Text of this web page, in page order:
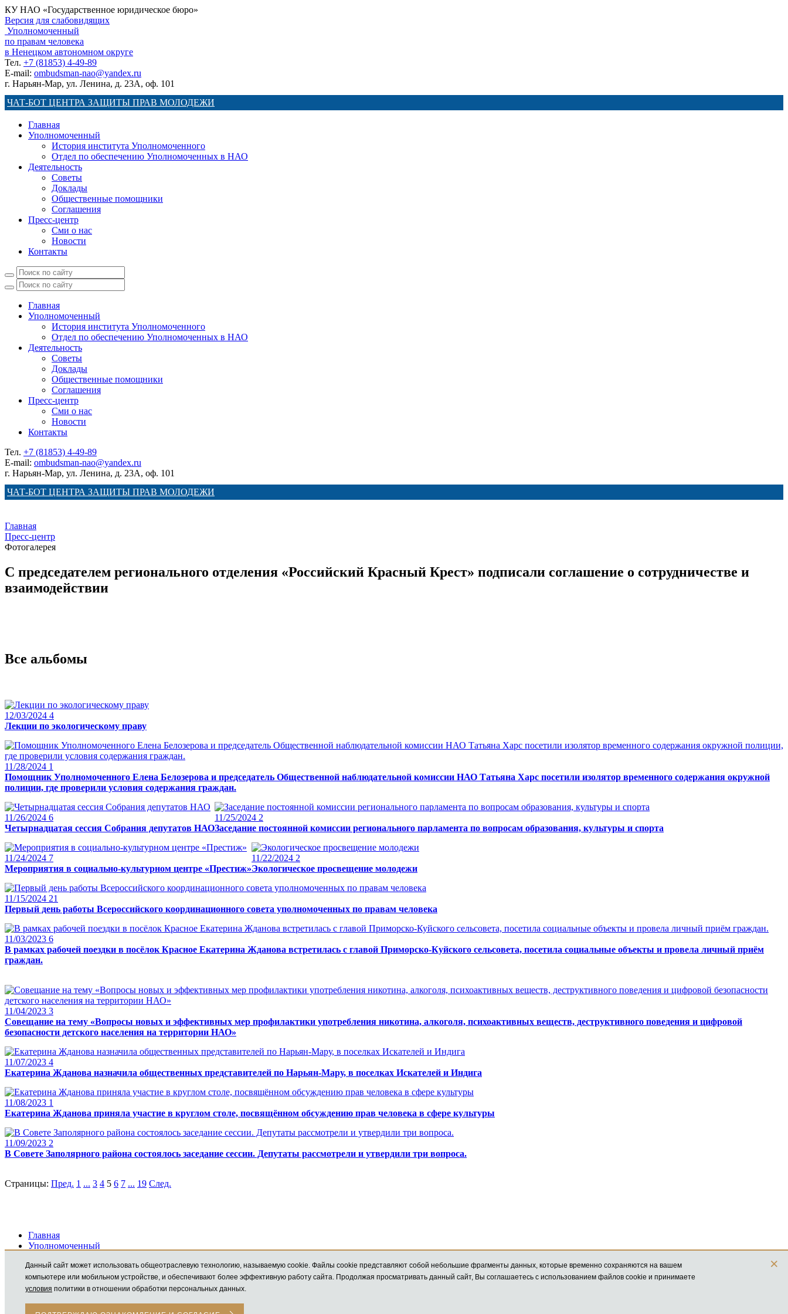
КУ НАО «Государственное юридическое бюро»
Версия для слабовидящих
Уполномоченный
по правам человека
в Ненецком автономном округе
Тел. +7 (81853) 4-49-89
E-mail: ombudsman-nao@yandex.ru
г. Нарьян-Мар, ул. Ленина, д. 23А, оф. 101
ЧАТ-БОТ ЦЕНТРА ЗАЩИТЫ ПРАВ МОЛОДЕЖИ
Главная
Уполномоченный
История института Уполномоченного
Отдел по обеспечению Уполномоченных в НАО
Деятельность
Советы
Доклады
Общественные помощники
Соглашения
Пресс-центр
Сми о нас
Новости
Контакты
Главная
Уполномоченный
История института Уполномоченного
Отдел по обеспечению Уполномоченных в НАО
Деятельность
Советы
Доклады
Общественные помощники
Соглашения
Пресс-центр
Сми о нас
Новости
Контакты
Тел. +7 (81853) 4-49-89
E-mail: ombudsman-nao@yandex.ru
г. Нарьян-Мар, ул. Ленина, д. 23А, оф. 101
ЧАТ-БОТ ЦЕНТРА ЗАЩИТЫ ПРАВ МОЛОДЕЖИ
Главная
Пресс-центр
Фотогалерея
С председателем регионального отделения «Российский Красный Крест» подписали соглашение о сотрудничестве и
взаимодействии
Все альбомы
12/03/2024 4
Лекции по экологическому праву
11/28/2024 1
Помощник Уполномоченного Елена Белозерова и председатель Общественной наблюдательной комиссии НАО Татьяна Харс посетили изолятор временного содержания окружной
полиции, где проверили условия содержания граждан.
11/26/2024 6
Четырнадцатая сессия Собрания депутатов НАО
11/25/2024 2
Заседание постоянной комиссии регионального парламента по вопросам образования, культуры и спорта
11/24/2024 7
Мероприятия в социально-культурном центре «Престиж»
11/22/2024 2
Экологическое просвещение молодежи
11/15/2024 21
Первый день работы Всероссийского координационного совета уполномоченных по правам человека
11/03/2023 6
В рамках рабочей поездки в посёлок Красное Екатерина Жданова встретилась с главой Приморско-Куйского сельсовета, посетила социальные объекты и провела личный приём
граждан.
11/04/2023 3
Совещание на тему «Вопросы новых и эффективных мер профилактики употребления никотина, алкоголя, психоактивных веществ, деструктивного поведения и цифровой
безопасности детского населения на территории НАО»
11/07/2023 4
Екатерина Жданова назначила общественных представителей по Нарьян-Мару, в поселках Искателей и Индига
11/08/2023 1
Екатерина Жданова приняла участие в круглом столе, посвящённом обсуждению прав человека в сфере культуры
11/09/2023 2
В Совете Заполярного района состоялось заседание сессии. Депутаты рассмотрели и утвердили три вопроса.
Страницы: Пред. 1 ... 3 4 5 6 7 ... 19 След.
Главная
Уполномоченный
Пресс-центр
Контакты
Данный сайт может использовать общеотраслевую технологию, называемую cookie. Файлы cookie представляют собой небольшие фрагменты данных, которые временно сохраняются на вашем
компьютере или мобильном устройстве, и обеспечивают более эффективную работу сайта. Продолжая просматривать данный сайт, Вы соглашаетесь с использованием файлов cookie и принимаете
условия политики в отношении обработки персональных данных.
×